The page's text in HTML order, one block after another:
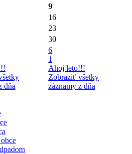
9
16
23
30
dňa
6
1
Ahoj leto!!!
Zobraziť všetky
záznamy z dňa